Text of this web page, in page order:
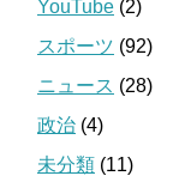
YouTube (2)
スポーツ (92)
ニュース (28)
政治 (4)
未分類 (11)